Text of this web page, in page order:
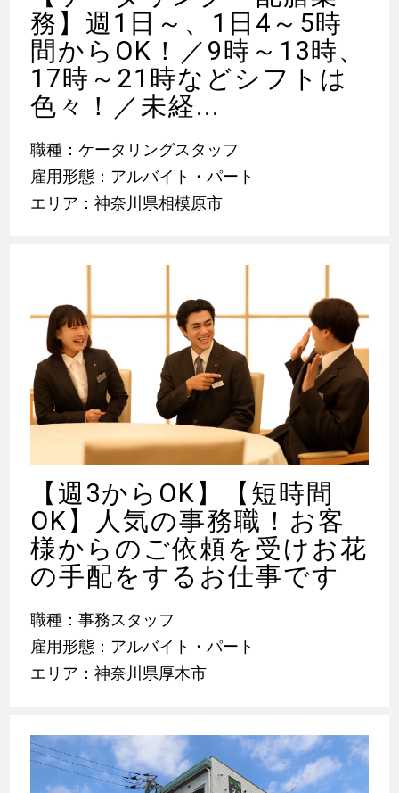
務】週1日～、1日4～5時
間からOK！／9時～13時、
17時～21時などシフトは
色々！／未経...
職種：ケータリングスタッフ
雇用形態：アルバイト・パート
エリア：神奈川県相模原市
【週3からOK】【短時間
OK】人気の事務職！お客
様からのご依頼を受けお花
の手配をするお仕事です
職種：事務スタッフ
雇用形態：アルバイト・パート
エリア：神奈川県厚木市